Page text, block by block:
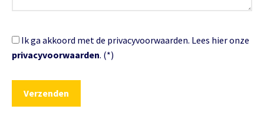
Ik ga akkoord met de privacyvoorwaarden. Lees hier onze
privacyvoorwaarden. (*)